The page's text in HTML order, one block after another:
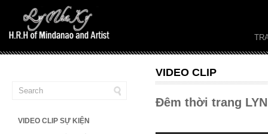
VIDEO CLIP SỰ KIỆN
VIDEO CLIP
Đêm thời trang